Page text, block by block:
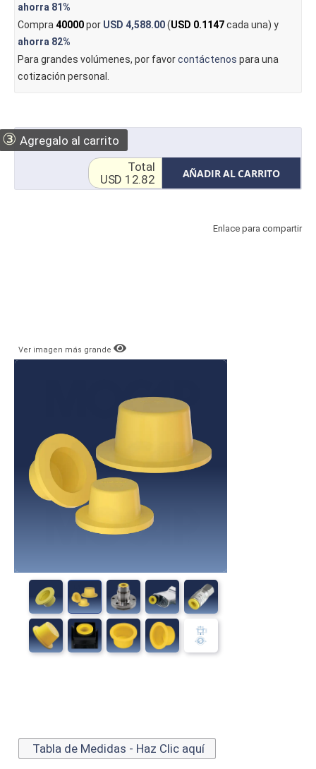
ahorra 81%
Compra 40000por USD 4,588.00(USD 0.1147cada una) y
ahorra 82%
Para grandes volúmenes, por favorcontáctenos para una
cotización personal.
③ Agregalo al carrito
AÑADIR AL CARRITO
Total
USD 12.82
Enlace para compartir
Ver imagen más grande
Tabla de Medidas - Haz Clic aquí